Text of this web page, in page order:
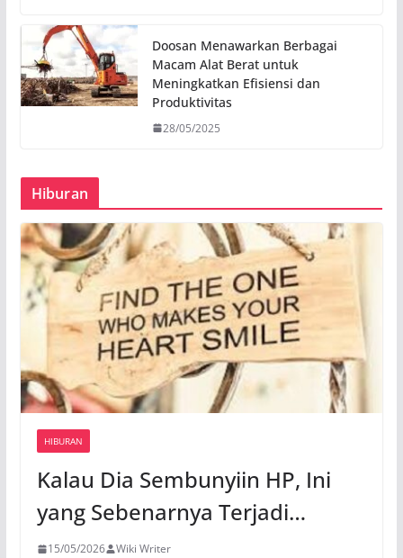
Doosan Menawarkan Berbagai
Macam Alat Berat untuk
Meningkatkan Efisiensi dan
Produktivitas
28/05/2025
Hiburan
HIBURAN
Kalau Dia Sembunyiin HP, Ini
yang Sebenarnya Terjadi…
15/05/2026 Wiki Writer